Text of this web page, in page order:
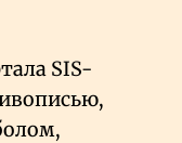
SIS-